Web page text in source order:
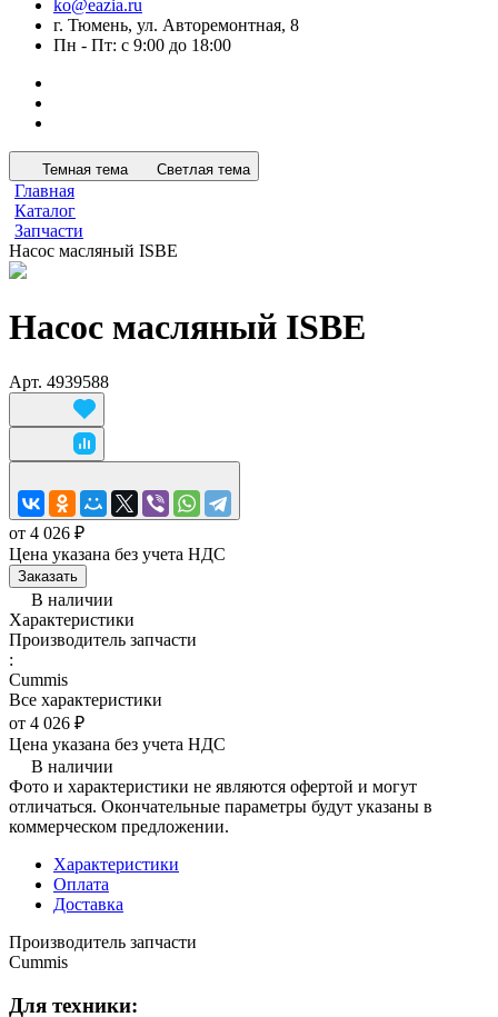
ko@eazia.ru
г. Тюмень, ул. Авторемонтная, 8
Пн - Пт: с 9:00 до 18:00
Темная тема Светлая тема
Главная
Каталог
Запчасти
Насос масляный ISBE
Насос масляный ISBE
Арт. 4939588
от 4 026 ₽
Цена указана без учета НДС
Заказать
В наличии
Характеристики
Производитель запчасти
:
Cummis
Все характеристики
от 4 026 ₽
Цена указана без учета НДС
В наличии
Фото и характеристики не являются офертой и могут
отличаться. Окончательные параметры будут указаны в
коммерческом предложении.
Характеристики
Оплата
Доставка
Производитель запчасти
Cummis
Для техники: